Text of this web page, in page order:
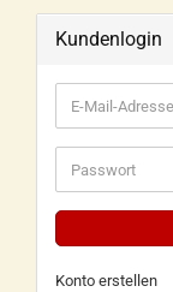
Kundenlogin
Konto erstellen